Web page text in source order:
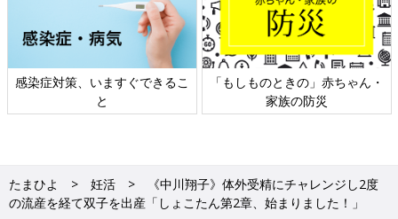
感染症対策、いますぐできるこ
と
「もしものときの」赤ちゃん・
家族の防災
たまひよ 妊活
《中川翔子》体外受精にチャレンジし2度
の流産を経て双子を出産「しょこたん第2章、始まりました！」